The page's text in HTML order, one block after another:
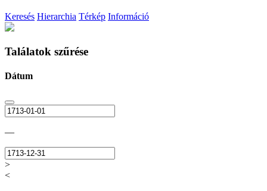
Keresés Hierarchia Térkép Információ
Találatok szűrése
Dátum
—
>
<